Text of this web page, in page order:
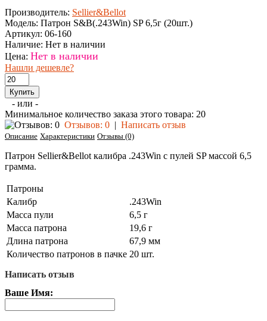
Производитель: Sellier&Bellot
Модель: Патрон S&B(.243Win) SP 6,5г (20шт.)
Артикул: 06-160
Наличие: Нет в наличии
Цена: Нет в наличии
Нашли дешевле?
- или -
Минимальное количество заказа этого товара: 20
Отзывов: 0 | Написать отзыв
Описание Характеристики Отзывы (0)
Патрон Sellier&Bellot калибра .243Win с пулей SP массой 6,5
грамма.
Патроны
Калибр
.243Win
Масса пули
6,5 г
Масса патрона
19,6 г
Длина патрона
67,9 мм
Количество патронов в пачке 20 шт.
Написать отзыв
Ваше Имя: